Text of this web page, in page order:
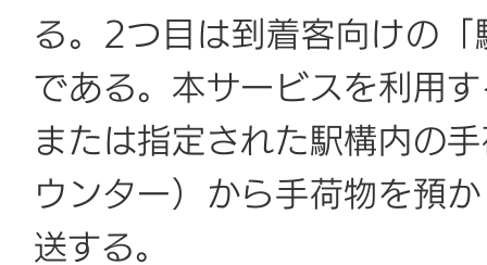
る。2つ目は到着客向けの
である。本サービスを利用
または指定された駅構内の
ウンター）から手荷物を預
送する。